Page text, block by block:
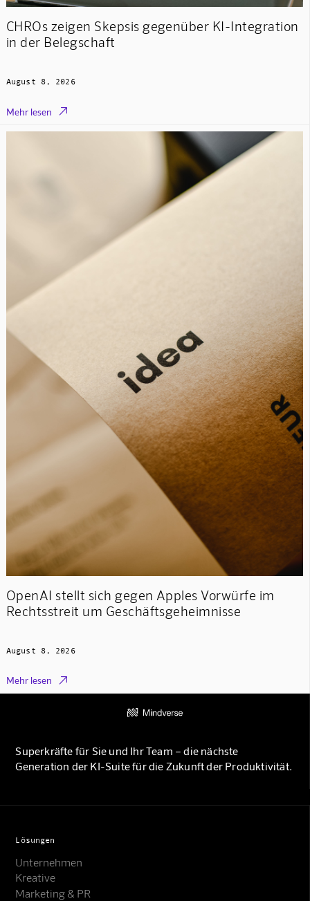
CHROs zeigen Skepsis gegenüber KI-Integration
in der Belegschaft
August 8, 2026
Mehr lesen 
OpenAI stellt sich gegen Apples Vorwürfe im
Rechtsstreit um Geschäftsgeheimnisse
August 8, 2026
Mehr lesen 
Superkräfte für Sie und Ihr Team – die nächste
Generation der KI-Suite für die Zukunft der Produktivität.
Lösungen
Unternehmen
Kreative
Marketing & PR